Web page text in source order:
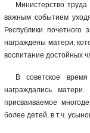
Министерство
важным событием
Республики
награждены матери,
воспитание достойных
В советское
награждались
присваиваемое
более детей, в т.ч.